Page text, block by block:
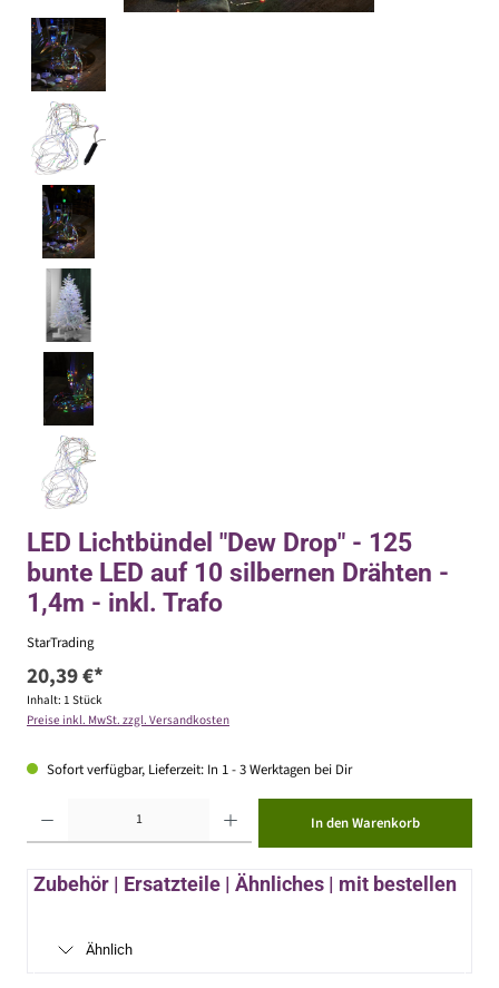
LED Lichtbündel "Dew Drop" - 125
bunte LED auf 10 silbernen Drähten -
1,4m - inkl. Trafo
StarTrading
20,39 €*
Inhalt: 1 Stück
Preise inkl. MwSt. zzgl. Versandkosten
Sofort verfügbar, Lieferzeit: In 1 - 3 Werktagen bei Dir
In den Warenkorb
Zubehör | Ersatzteile | Ähnliches | mit bestellen
Ähnlich